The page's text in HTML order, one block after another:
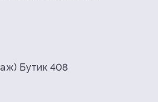
Бутик 408